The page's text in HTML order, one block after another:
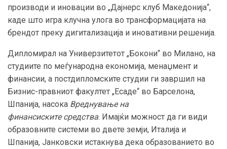
производи и иновации во „Дајнерс клуб Македонија“,
каде што игра клучна улога во трансформацијата на
брендот преку дигитализација и иновативни решенија.
Дипломирал на Универзитетот „Бокони“ во Милано, на
студиите по меѓународна економија, менаџмент и
финансии, а постдипломските студии ги завршил на
Бизнис-правниот факултет „Есаде“ во Барселона,
Шпанија, насока Вреднување на
финансиските средства. Имајќи можност да ги види
образовните системи во двете земји, Италија и
Шпанија, Јанковски истакнува дека образованието во